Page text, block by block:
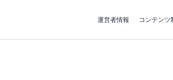
運営者情報 コンテンツ